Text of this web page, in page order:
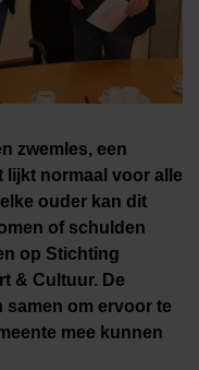
zwemles, een
lijkt normaal voor alle
ouder kan dit
of schulden
op Stichting
& Cultuur. De
samen om ervoor te
mee kunnen